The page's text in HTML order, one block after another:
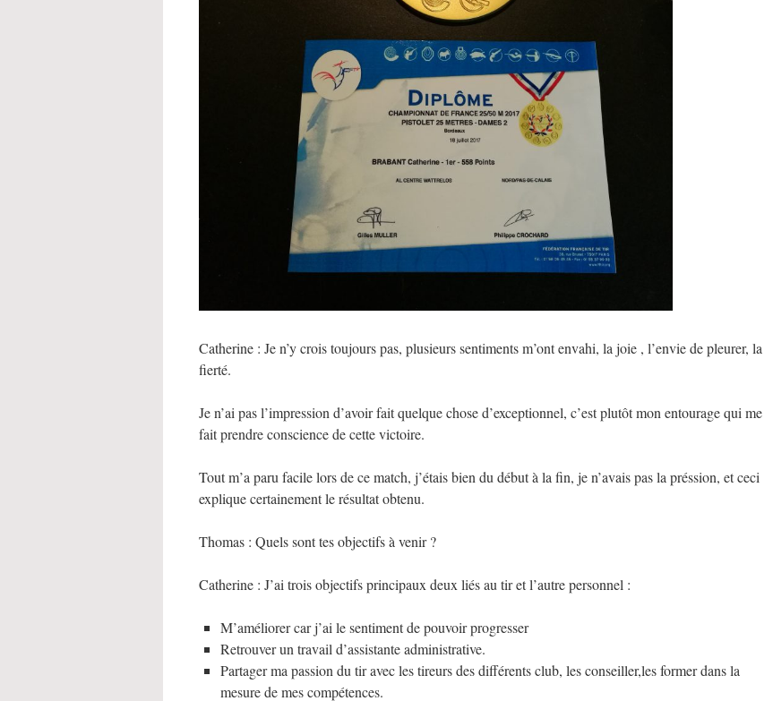
Catherine : Je n’y crois toujours pas, plusieurs sentiments m’ont envahi, la joie , l’envie de pleurer, la
fierté.
Je n’ai pas l’impression d’avoir fait quelque chose d’exceptionnel, c’est plutôt mon entourage qui me
fait prendre conscience de cette victoire.
Tout m’a paru facile lors de ce match, j’étais bien du début à la fin, je n’avais pas la préssion, et ceci
explique certainement le résultat obtenu.
Thomas : Quels sont tes objectifs à venir ?
Catherine : J’ai trois objectifs principaux deux liés au tir et l’autre personnel :
M’améliorer car j’ai le sentiment de pouvoir progresser
Retrouver un travail d’assistante administrative.
Partager ma passion du tir avec les tireurs des différents club, les conseiller,les former dans la
mesure de mes compétences.